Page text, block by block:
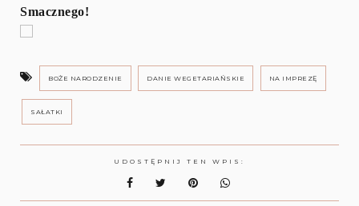
Smacznego!
BOŻE NARODZENIE DANIE WEGETARIAŃSKIE NA IMPREZĘ
SAŁATKI
UDOSTĘPNIJ TEN WPIS: